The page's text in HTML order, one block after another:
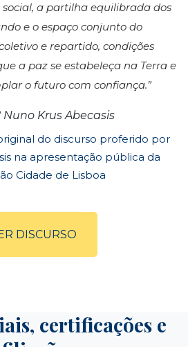
a partilha equilibrada dos
e o espaço conjunto do
e repartido, condições
a paz se estabeleça na Terra e
o futuro com confiança.”
Nuno Krus Abecasis
do discurso proferido por
na apresentação pública da
Cidade de Lisboa
DISCURSO
certificações e